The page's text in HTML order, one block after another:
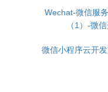
Wechat-微信服
（1）-微
微信小程序云开